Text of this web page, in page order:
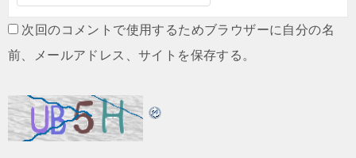
次回のコメントで使用するためブラウザーに自分の名
前、メールアドレス、サイトを保存する。